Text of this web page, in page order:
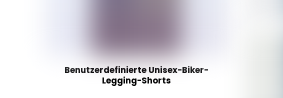
Benutzerdefinierte Unisex-Biker-
Legging-Shorts